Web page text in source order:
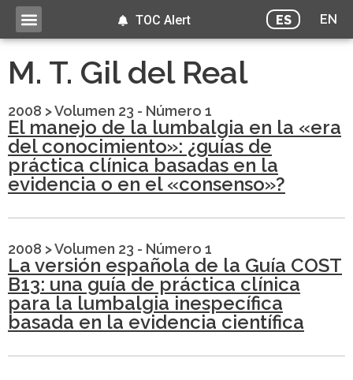
ES EN
TOC Alert
M. T. Gil del Real
2008 >Volumen 23 - Número 1
El manejo de la lumbalgia en la «era
del conocimiento»: ¿guías de
práctica clínica basadas en la
evidencia o en el «consenso»?
2008 >Volumen 23 - Número 1
La versión española de la Guía COST
B13: una guía de práctica clínica
para la lumbalgia inespecífica
basada en la evidencia científica